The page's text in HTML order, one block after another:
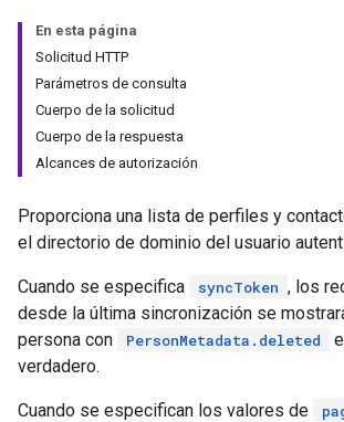
En esta página
Solicitud HTTP
Parámetros de consulta
Cuerpo de la solicitud
Cuerpo de la respuesta
Alcances de autorización
Proporciona una lista de perfiles y
el directorio de dominio del usuario
Cuando se especifica syncToken , los
desde la última sincronización se
persona con
PersonMetadata.deleted
verdadero.
Cuando se especifican los valores de